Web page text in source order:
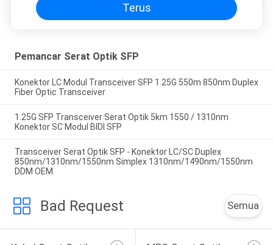
Terus
Pemancar Serat Optik SFP
Konektor LC Modul Transceiver SFP 1.25G 550m 850nm Duplex
Fiber Optic Transceiver
1.25G SFP Transceiver Serat Optik 5km 1550 / 1310nm
Konektor SC Modul BIDI SFP
Transceiver Serat Optik SFP - Konektor LC/SC Duplex
850nm/1310nm/1550nm Simplex 1310nm/1490nm/1550nm
DDM OEM
Bad Request Semua